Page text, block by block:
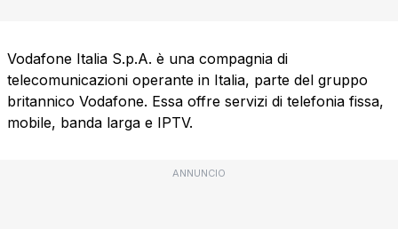
Vodafone Italia S.p.A. è una compagnia di
telecomunicazioni operante in Italia, parte del gruppo
britannico Vodafone. Essa offre servizi di telefonia fissa,
mobile, banda larga e IPTV.
ANNUNCIO